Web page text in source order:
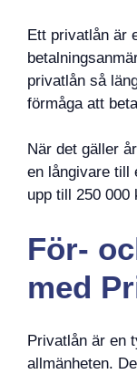
Ett privatlån är
privatlån så
förmåga att
När det gäller
en långivare till
upp till 250 000
För-
med
Privatlån är en
allmänheten.